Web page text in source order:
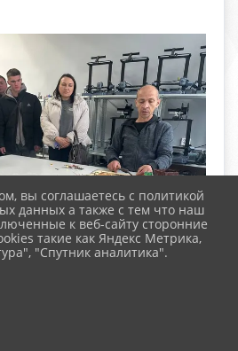
вы соглашаетесь с политикой
данных а также с тем что наш
к веб-сайту сторонние
такие как Яндекс Метрика,
"Спутник аналитика".